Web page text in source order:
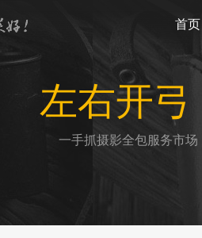
首页
左右开
一手抓摄影全包服务市